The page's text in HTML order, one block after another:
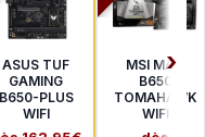
ASUS TUF
GAMING
B650-PLUS
WIFI
MSI MAG
B650
TOMAHAWK
WIFI